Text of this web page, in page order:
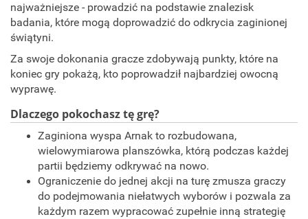
najważniejsze - prowadzić na podstawie znalezisk
badania, które mogą doprowadzić do odkrycia zaginionej
świątyni.
Za swoje dokonania gracze zdobywają punkty, które na
koniec gry pokażą, kto poprowadził najbardziej owocną
wyprawę.
Dlaczego pokochasz tę grę?
Zaginiona wyspa Arnak to rozbudowana,
wielowymiarowa planszówka, którą podczas każdej
partii będziemy odkrywać na nowo.
Ograniczenie do jednej akcji na turę zmusza graczy
do podejmowania niełatwych wyborów i pozwala za
każdym razem wypracować zupełnie inną strategię